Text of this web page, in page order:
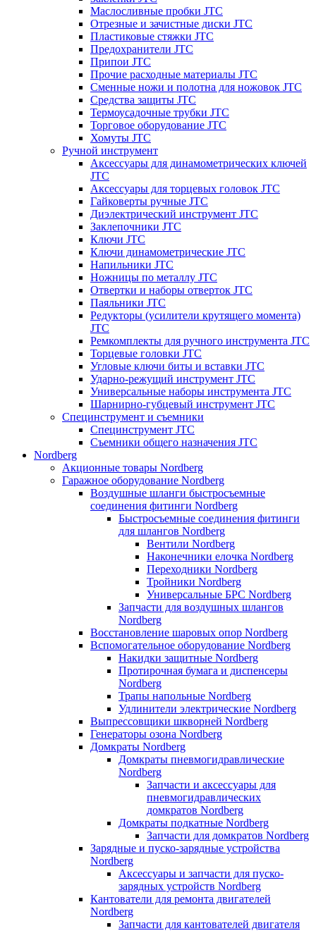
Маслосливные пробки JTC
Отрезные и зачистные диски JTC
Пластиковые стяжки JTC
Предохранители JTC
Припои JTC
Прочие расходные материалы JTC
Сменные ножи и полотна для ножовок JTC
Средства защиты JTC
Термоусадочные трубки JTC
Торговое оборудование JTC
Хомуты JTC
Ручной инструмент
Аксессуары для динамометрических ключей
JTC
Аксессуары для торцевых головок JTC
Гайковерты ручные JTC
Диэлектрический инструмент JTC
Заклепочники JTC
Ключи JTC
Ключи динамометрические JTC
Напильники JTC
Ножницы по металлу JTC
Отвертки и наборы отверток JTC
Паяльники JTC
Редукторы (усилители крутящего момента)
JTC
Ремкомплекты для ручного инструмента JTC
Торцевые головки JTC
Угловые ключи биты и вставки JTC
Ударно-режущий инструмент JTC
Универсальные наборы инструмента JTC
Шарнирно-губцевый инструмент JTC
Специнструмент и съемники
Специнструмент JTC
Съемники общего назначения JTC
Nordberg
Акционные товары Nordberg
Гаражное оборудование Nordberg
Воздушные шланги быстросъемные
соединения фитинги Nordberg
Быстросъемные соединения фитинги
для шлангов Nordberg
Вентили Nordberg
Наконечники елочка Nordberg
Переходники Nordberg
Тройники Nordberg
Универсальные БРС Nordberg
Запчасти для воздушных шлангов
Nordberg
Восстановление шаровых опор Nordberg
Вспомогательное оборудование Nordberg
Накидки защитные Nordberg
Протирочная бумага и диспенсеры
Nordberg
Трапы напольные Nordberg
Удлинители электрические Nordberg
Выпрессовщики шкворней Nordberg
Генераторы озона Nordberg
Домкраты Nordberg
Домкраты пневмогидравлические
Nordberg
Запчасти и аксессуары для
пневмогидравлических
домкратов Nordberg
Домкраты подкатные Nordberg
Запчасти для домкратов Nordberg
Зарядные и пуско-зарядные устройства
Nordberg
Аксессуары и запчасти для пуско-
зарядных устройств Nordberg
Кантователи для ремонта двигателей
Nordberg
Запчасти для кантователей двигателя